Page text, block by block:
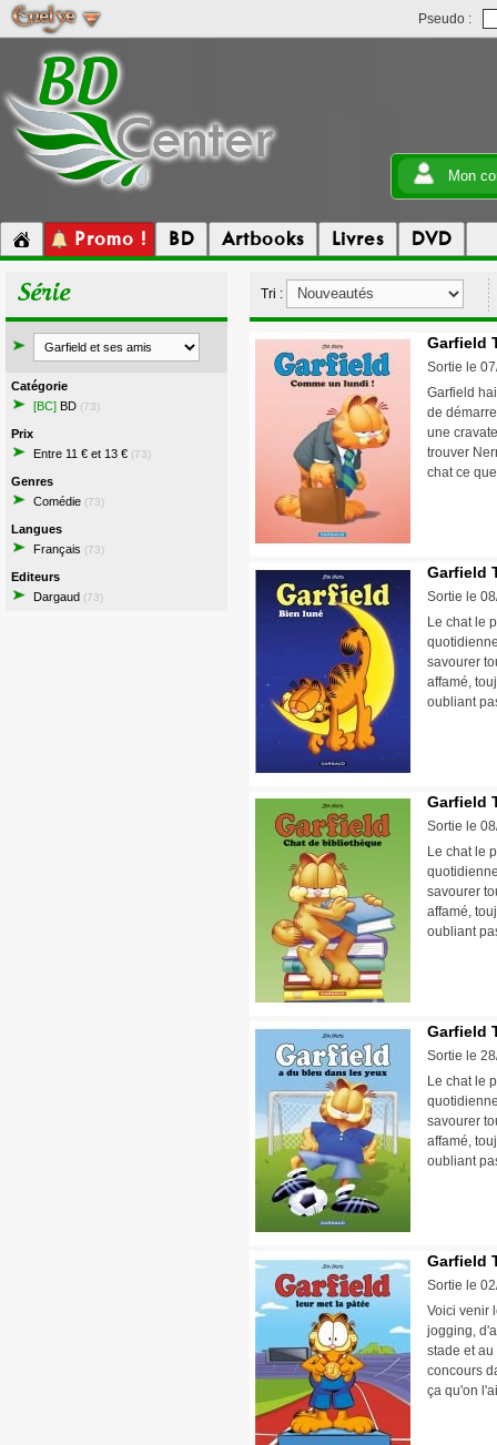
Pseudo :
Mon
Promo ! BD Artbooks Livres DVD
Série
Catégorie
[BC] BD (73)
Prix
Entre 11 € et 13 € (73)
Genres
Comédie (73)
Langues
Français (73)
Editeurs
Dargaud (73)
Tri :
Garfield
Sortie le
Garfield
de
une
trouver
chat ce
Garfield
Sortie le
Le chat le
savourer
affamé,
oubliant
Garfield
Sortie le
Le chat le
savourer
affamé,
oubliant
Garfield
Sortie le
Le chat le
savourer
affamé,
oubliant
Garfield
Sortie le
Voici venir
jogging,
stade et
concours
ça qu'on